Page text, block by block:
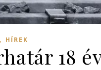
, HÍREK
18